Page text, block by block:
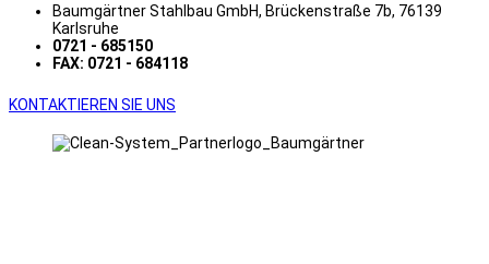
Baumgärtner Stahlbau GmbH, Brückenstraße 7b, 76139
Karlsruhe
0721 - 685150
FAX: 0721 - 684118
KONTAKTIEREN SIE UNS